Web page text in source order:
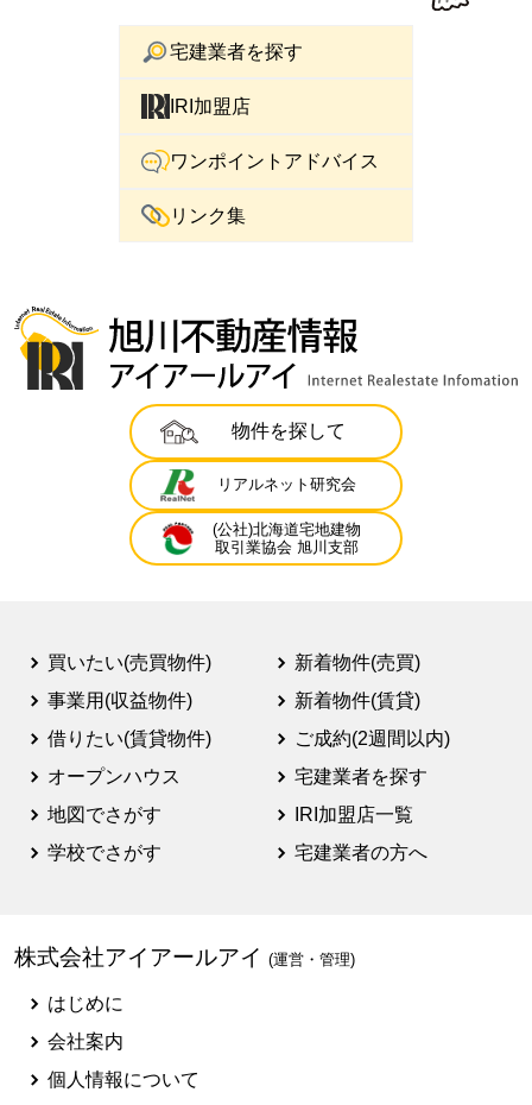
宅建業者を探す
IRI加盟店
ワンポイントアドバイス
リンク集
物件を探して
リアルネット研究会
(公社)北海道宅地建物
取引業協会 旭川支部
買いたい(売買物件)
事業用(収益物件)
借りたい(賃貸物件)
オープンハウス
地図でさがす
学校でさがす
新着物件(売買)
新着物件(賃貸)
ご成約(2週間以内)
宅建業者を探す
IRI加盟店一覧
宅建業者の方へ
株式会社アイアールアイ (運営・管理)
はじめに
会社案内
個人情報について